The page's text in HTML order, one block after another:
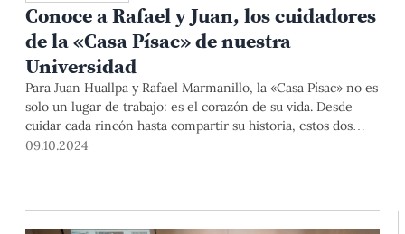
Conoce a Rafael y Juan, los cuidadores
de la «Casa Písac» de nuestra
Universidad
Para Juan Huallpa y Rafael Marmanillo, la «Casa Písac» no es
solo un lugar de trabajo: es el corazón de su vida. Desde
cuidar cada rincón hasta compartir su historia, estos dos
hombres han convertido su dedicación al Centro Académico
09.10.2024